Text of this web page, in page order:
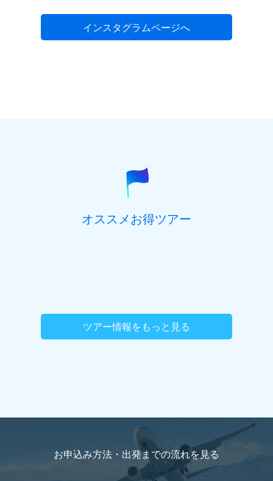
インスタグラムページへ
オススメお得ツアー
ツアー情報をもっと見る
お申込み方法・出発までの流れを見る